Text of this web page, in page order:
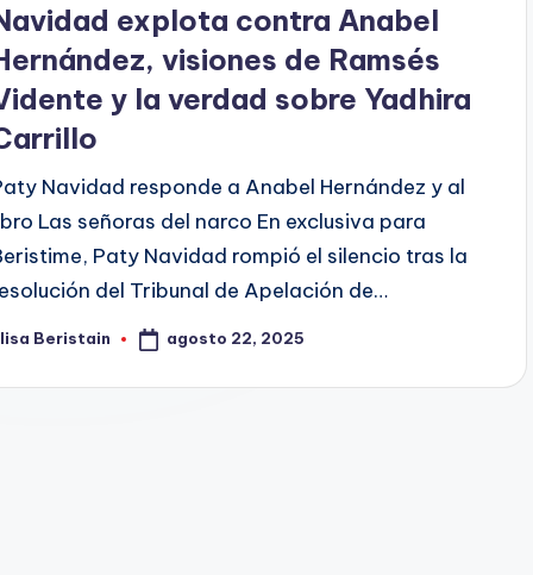
explota contra Anabel
visiones de Ramsés
y la verdad sobre Yadhira
Navidad responde a Anabel Hernández y al
Las señoras del narco En exclusiva para
Paty Navidad rompió el silencio tras la
del Tribunal de Apelación de…
Beristain agosto 22, 2025